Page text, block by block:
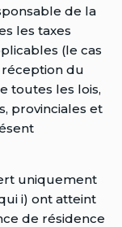
de la
les taxes
(le cas
réception du
toutes les lois,
provinciales et
uniquement
i) ont atteint
de résidence